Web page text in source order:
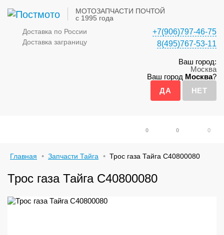
МОТОЗАПЧАСТИ ПОЧТОЙ
с 1995 года
Доставка по России
Доставка заграницу
+7(906)797-46-75
8(495)767-53-11
Ваш город:
Москва
Ваш город Москва?
0
0 0
Главная Запчасти Тайга Трос газа Тайга С40800080
Трос газа Тайга С40800080